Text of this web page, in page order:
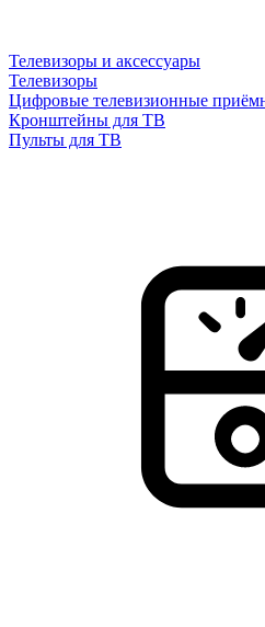
Телевизоры и аксессуары
Телевизоры
Цифровые телевизионные
Кронштейны для ТВ
Пульты для ТВ